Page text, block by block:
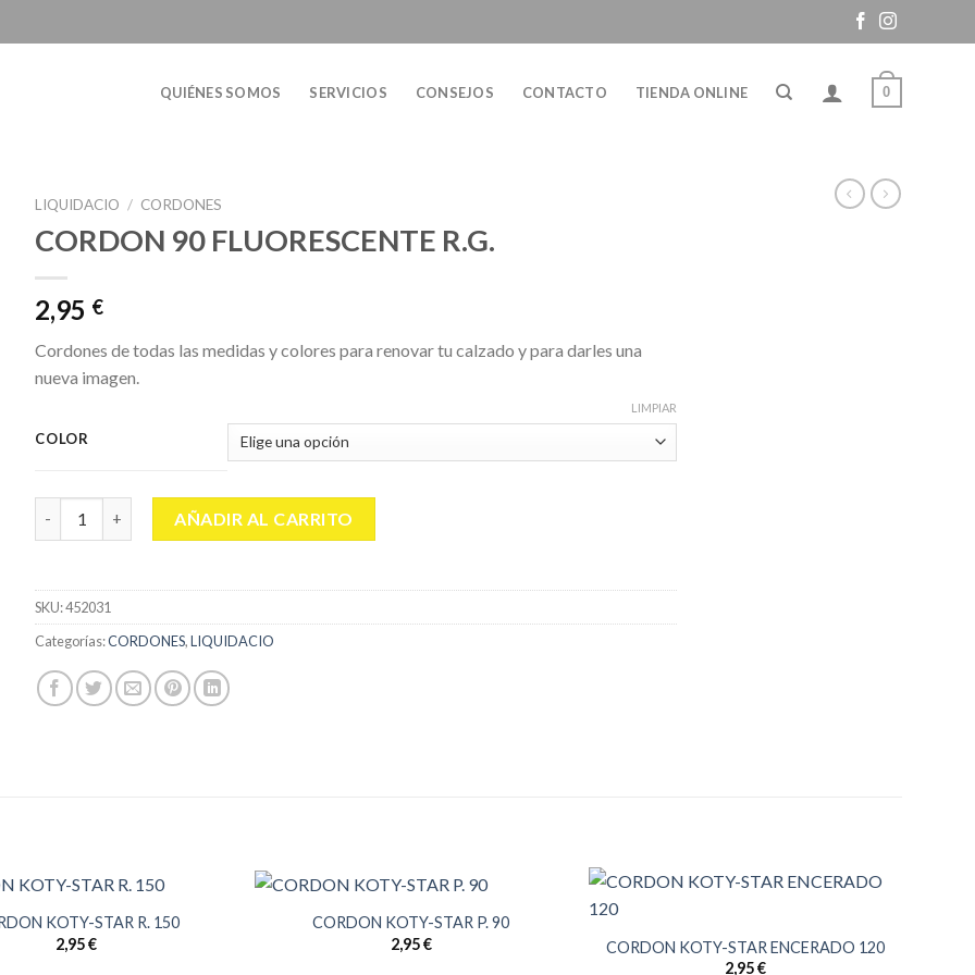
QUIÉNES SOMOS SERVICIOS CONSEJOS CONTACTO TIENDA ONLINE 0
LIQUIDACIO / CORDONES
CORDON 90 FLUORESCENTE R.G.
2,95 €
Cordones de todas las medidas y colores para renovar tu calzado y para darles una
nueva imagen.
COLOR
LIMPIAR
CORDON 90 FLUORESCENTE R.G. cantidad
AÑADIR AL CARRITO
SKU:452031
Categorías:CORDONES,LIQUIDACIO
KOTY-STAR R. 150
2,95€
CORDON KOTY-STAR P. 90
2,95€
CORDON KOTY-STAR ENCERADO 120
2,95€